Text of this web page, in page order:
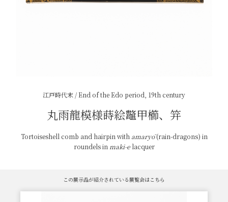
江戸時代末 / End of the Edo period, 19th century
丸雨龍模様蒔絵鼈甲櫛、笄
Tortoiseshell comb and hairpin with amaryō(rain-dragons) in
roundels in maki-elacquer
この展示品が紹介されている展覧会はこちら